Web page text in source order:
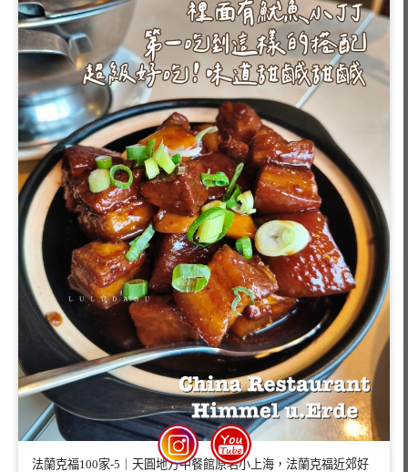
法蘭克福100家-5｜天圓地方中餐館原名小上海，法蘭克福近郊好